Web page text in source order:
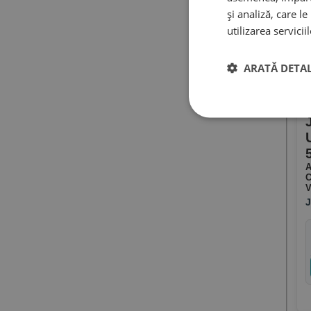
și analiză, care
utilizarea
ARATĂ